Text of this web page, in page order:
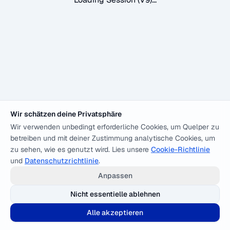
Wir schätzen deine Privatsphäre
Wir verwenden unbedingt erforderliche Cookies, um Quelper zu
betreiben und mit deiner Zustimmung analytische Cookies, um
zu sehen, wie es genutzt wird. Lies unsere Cookie-Richtlinie
und Datenschutzrichtlinie.
Anpassen
Nicht essentielle ablehnen
Alle akzeptieren